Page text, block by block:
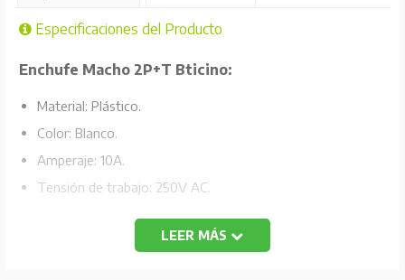
Especificaciones del Producto
Enchufe Macho 2P+T Bticino:
Material: Plástico.
Color: Blanco.
Amperaje: 10A.
Tensión de trabajo: 250V AC.
LEER MÁS